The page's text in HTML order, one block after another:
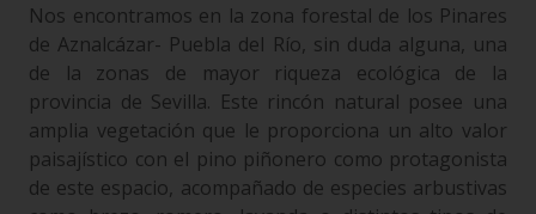
Nos encontramos en la zona forestal de los Pinares
de Aznalcázar- Puebla del Río, sin duda alguna, una
de la zonas de mayor riqueza ecológica de la
provincia de Sevilla. Este rincón natural posee una
amplia vegetación que le proporciona un alto valor
paisajístico con el pino piñonero como protagonista
de este espacio, acompañado de especies arbustivas